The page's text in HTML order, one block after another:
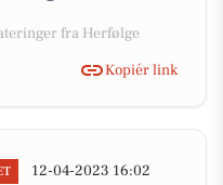
fra Herfølge
Kopiér link
12-04-2023 16:02